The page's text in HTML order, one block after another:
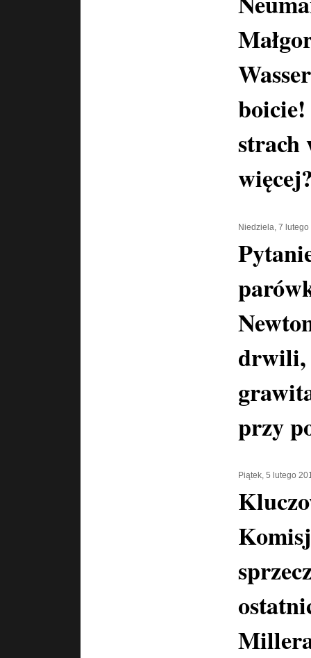
strach
Niedziela, 7
drwili,
przy
Piątek, 5 lutego